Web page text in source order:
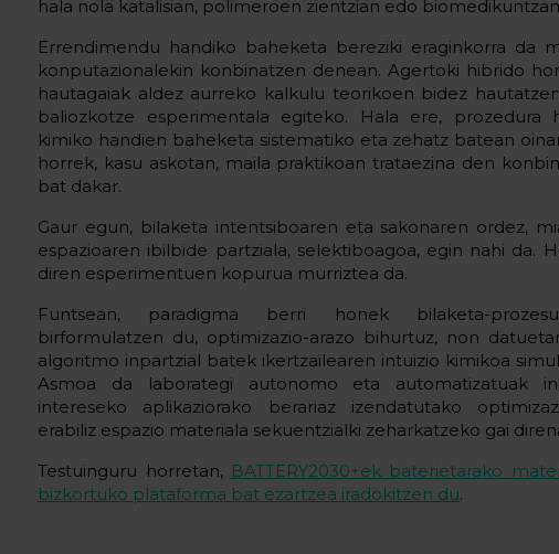
hala nola katalisian, polimeroen zientzian edo
Errendimendu handiko baheketa bereziki eraginkorra da
konputazionalekin konbinatzen denean. Agertoki hibrido
hautagaiak aldez aurreko kalkulu teorikoen bidez
baliozkotze esperimentala egiteko. Hala ere, prozedura
kimiko handien baheketa sistematiko eta zehatz batean
horrek, kasu askotan, maila praktikoan trataezina den
bat dakar.
Gaur egun, bilaketa intentsiboaren eta sakonaren ordez,
espazioaren ibilbide partziala, selektiboagoa, egin nahi da.
diren esperimentuen kopurua murriztea da.
Funtsean, paradigma berri honek bilaketa-
birformulatzen du, optimizazio-arazo bihurtuz, non
algoritmo inpartzial batek ikertzailearen intuizio kimikoa
Asmoa da laborategi autonomo eta automatizatuak
intereseko aplikaziorako berariaz izendatutako
erabiliz espazio materiala sekuentzialki zeharkatzeko gai
Testuinguru horretan, BATTERY2030+ek baterietarako
bizkortuko plataforma bat ezartzea iradokitzen du.